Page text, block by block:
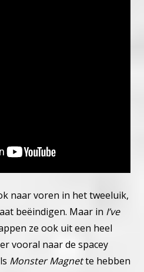
naar voren in het tweeluik,
beëindigen. Maar in I’ve
ze ook uit een heel
vooral naar de spacey
Monster Magnette hebben